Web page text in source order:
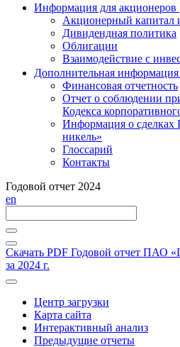
Информация для акционеров
Акционерный капитал
Дивидендная политика
Облигации
Взаимодействие с
Дополнительная информация
Финансовая отчетность
Отчет о соблюдении
Кодекса
Информация о
никель»
Глоссарий
Контакты
Годовой отчет 2024
en
Скачать PDF Годовой отчет ПАО
за 2024 г.
Центр загрузки
Карта сайта
Интерактивный анализ
Предыдущие отчеты